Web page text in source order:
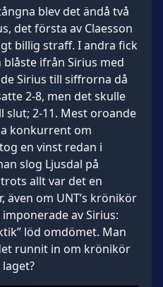
blev det ändå två
det första av Claesson
billig straff. I andra fick
ifrån Sirius med
Sirius till siffrorna då
2-8, men det skulle
2-11. Mest oroande
konkurrent om
en vinst redan i
slog Ljusdal på
allt var det en
även om UNT’s krönikör
av Sirius:
löd omdömet. Man
runnit in om krönikör